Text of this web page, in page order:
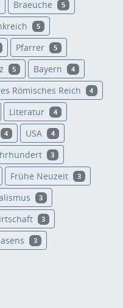
Braeuche 5
5
Pfarrer 5
5 Bayern 4
Römisches Reich 4
Literatur 4
4 USA 4
3
Frühe Neuzeit 3
3
3
3